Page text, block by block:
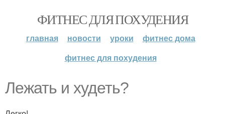
ФИТНЕС ДЛЯ ПОХУДЕНИЯ
главная новости уроки
фитнес дома
фитнес для похудения
Лежать и худеть?